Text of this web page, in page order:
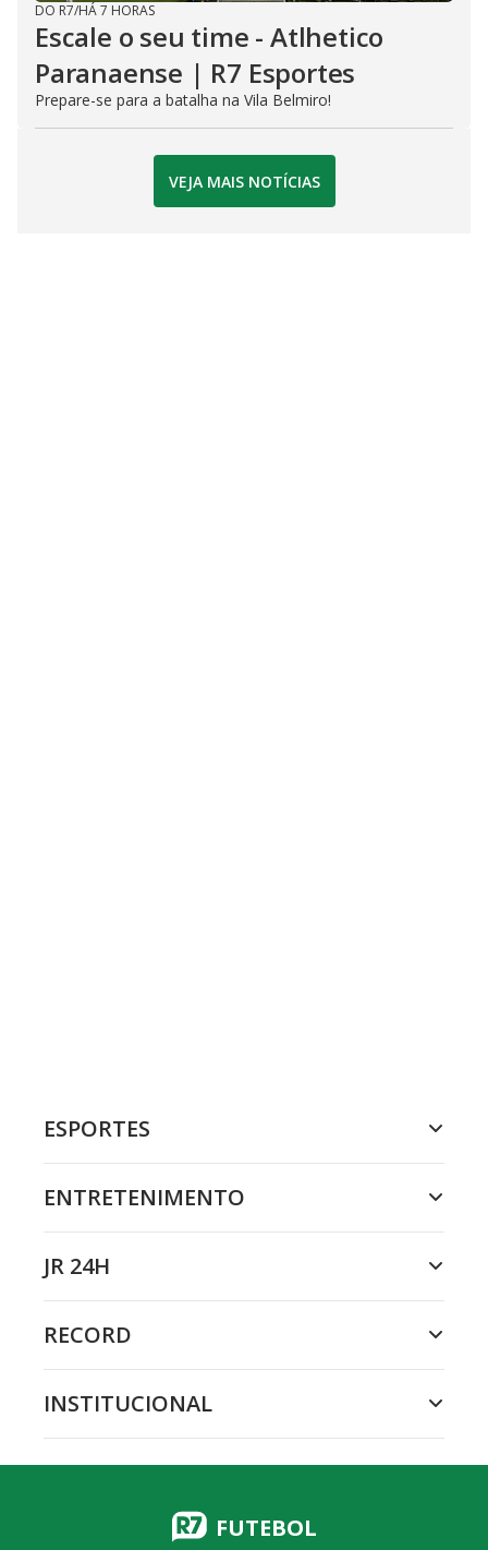
DO R7/HÁ 7 HORAS
Escale o seu time - Atlhetico
Paranaense | R7 Esportes
Prepare-se para a batalha na Vila Belmiro!
VEJA MAIS NOTÍCIAS
ESPORTES
ENTRETENIMENTO
JR 24H
RECORD
INSTITUCIONAL
FUTEBOL